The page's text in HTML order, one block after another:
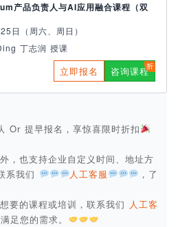
产品负责人与AI应用融合课程（双
日（周六、周日）
丁志润 授课
立即报名 咨询课程
Or 提早报名，享惊喜限时折扣
，也支持企业自定义时间、地址方
系我们
人工客服
，了
要的课程或培训，联系我们 人工客
足您的需求。